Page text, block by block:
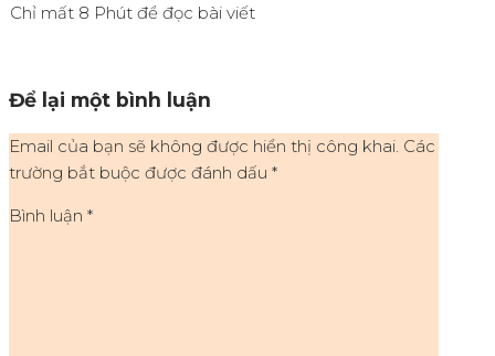
Chỉ mất 8 Phút để đọc bài viết
Để lại một bình luận
Email của bạn sẽ không được hiển thị công khai. Các
trường bắt buộc được đánh dấu *
Bình luận *